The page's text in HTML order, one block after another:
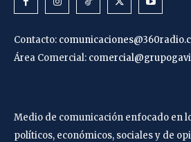
Contacto:
Área Comercial:
Medio de comunicación enfocado en
políticos, económicos, sociales y de